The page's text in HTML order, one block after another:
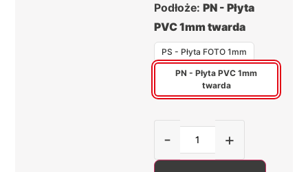
Podłoże: PN - Płyta
PVC 1mm twarda
PS - Płyta FOTO 1mm
PN - Płyta PVC 1mm
twarda
- +